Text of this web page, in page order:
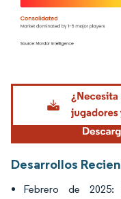
Imagen © Mordor
Desarrollos
Febrero de